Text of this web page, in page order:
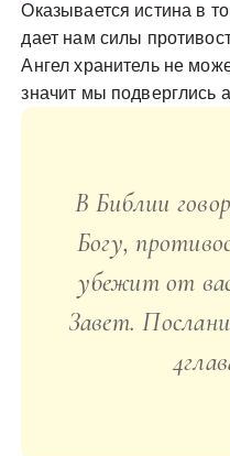
Оказывается истина в
дает нам силы
Ангел хранитель не
значит мы подверглись
В Библии
Богу,
убежит от
Завет.